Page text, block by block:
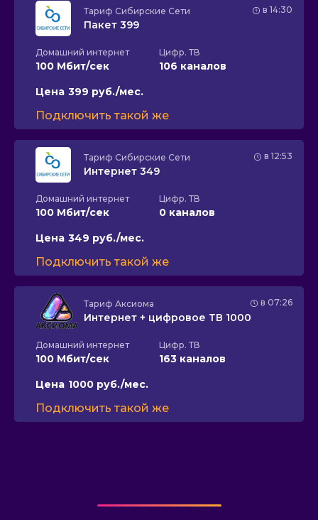
в 14:30
Тариф Сибирские Сети
Пакет 399
Домашний интернет
100 Мбит/сек
Цифр. ТВ
106 каналов
Цена 399 руб./мес.
Подключить такой же
в 12:53
Тариф Сибирские Сети
Интернет 349
Домашний интернет
100 Мбит/сек
Цифр. ТВ
0 каналов
Цена 349 руб./мес.
Подключить такой же
в 07:26
Тариф Аксиома
Интернет + цифровое ТВ 1000
Домашний интернет
100 Мбит/сек
Цифр. ТВ
163 каналов
Цена 1000 руб./мес.
Подключить такой же